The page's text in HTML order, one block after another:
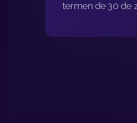
termen de 30 de